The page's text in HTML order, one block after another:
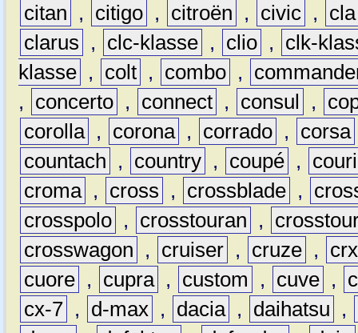
citan
, citigo , citroën , civic ,
cla
clarus
, clc-klasse , clio ,
clk-
klasse , colt , combo ,
,
concerto , connect , consul ,
corolla , corona , corrado , corsa
countach
, country , coupé ,
croma , cross , crossblade ,
crosspolo , crosstouran ,
crosswagon
, cruiser , cruze ,
crx
cuore , cupra , custom , cuve ,
cx-7 , d-max , dacia , daihatsu
,